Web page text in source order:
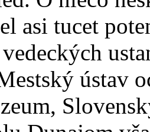
asi tucet
ústav